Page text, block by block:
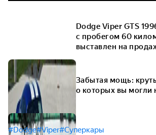
Dodge Viper GTS
с пробегом 60
выставлен на
Забытая мощь:
о которых вы могли
#Dodge#Viper#Суперкары